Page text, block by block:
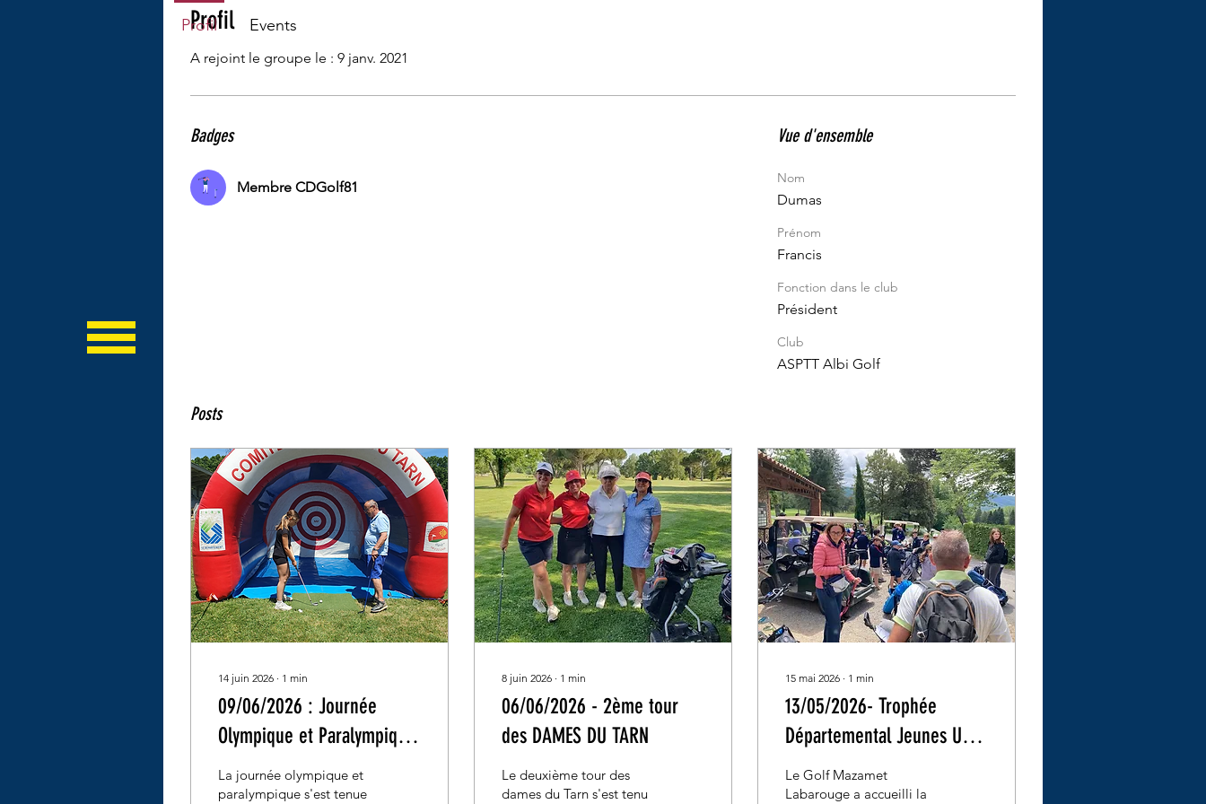
Profil
A rejoint le groupe le : 9 janv. 2021
Badges
Membre CDGolf81
Vue d'ensemble
Nom
Dumas
Prénom
Francis
Fonction dans le club
Président
Club
ASPTT Albi Golf
Posts
14 juin 2026 ∙ 1 min
09/06/2026 : Journée
Olympique et Paralympique
à Carmaux
La journée olympique et
paralympique s'est tenue
8 juin 2026 ∙ 1 min
06/06/2026 - 2ème tour
des DAMES DU TARN
Le deuxième tour des
dames du Tarn s'est tenu
15 mai 2026 ∙ 1 min
13/05/2026- Trophée
Départemental Jeunes U12
2026
Le Golf Mazamet
Labarouge a accueilli la
Profil Events